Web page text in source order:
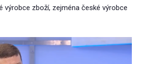
výrobce zboží, zejména české výrobce